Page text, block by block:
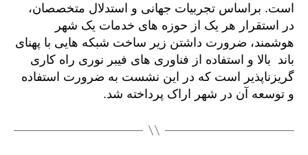
است. براساس تجربیات جهانی و استدلال متخصصان،
در استقرار هر یک از حوزه های خدمات یک شهر
هوشمند، ضرورت داشتن زیر ساخت شبکه هایی با پهنای
باند بالا و استفاده از فناوری های فیبر نوری راه کاری
گریزناپذیر است که در این نشست به ضرورت استفاده
و توسعه آن در شهر اراک پرداخته شد.